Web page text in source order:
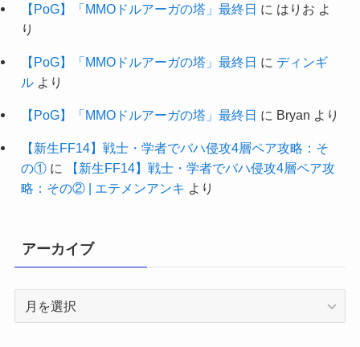
【PoG】「MMOドルアーガの塔」最終日 に はりお よ
り
【PoG】「MMOドルアーガの塔」最終日 に ディンギ
ルより
【PoG】「MMOドルアーガの塔」最終日 に Bryan より
【新生FF14】戦士・学者でバハ侵攻4層ペア攻略：そ
の①に
【新生FF14】戦士・学者でバハ侵攻4層ペア攻
略：その② | エテメンアンキ より
アーカイブ